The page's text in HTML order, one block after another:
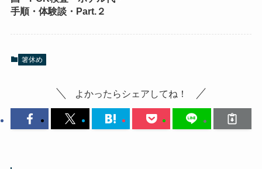
手順・体験談・Part.２
箸休め
よかったらシェアしてね！